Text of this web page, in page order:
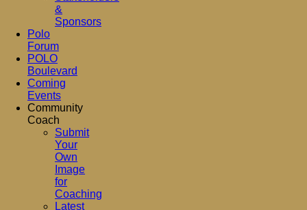
&
Sponsors
Polo
Forum
POLO
Boulevard
Coming
Events
Community
Coach
Submit
Your
Own
Image
for
Coaching
Latest